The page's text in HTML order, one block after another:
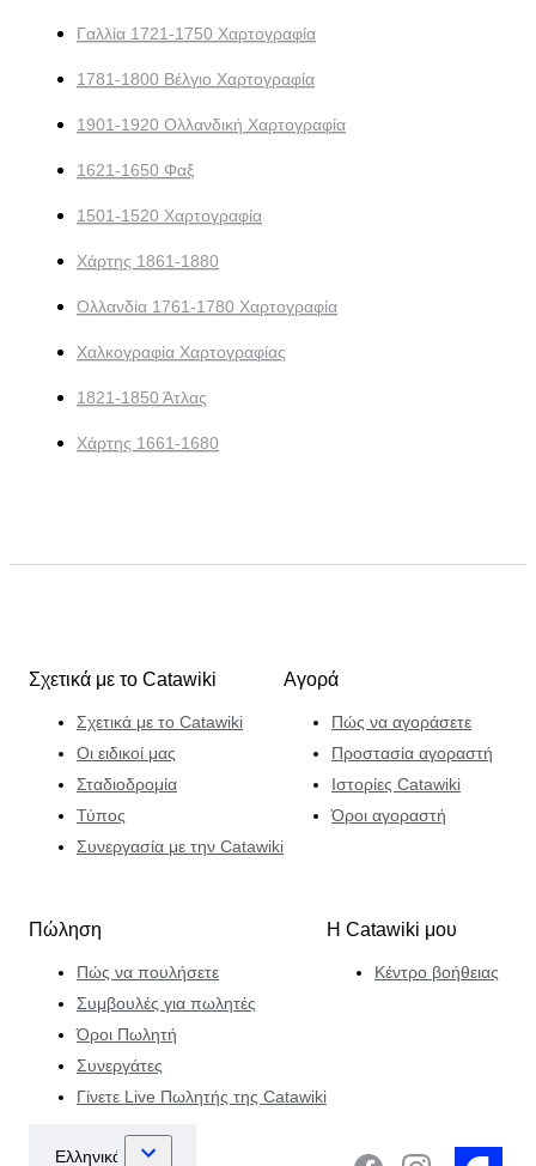
Γαλλία 1721-1750 Χαρτογραφία
1781-1800 Βέλγιο Χαρτογραφία
1901-1920 Ολλανδική Χαρτογραφία
1621-1650 Φαξ
1501-1520 Χαρτογραφία
Χάρτης 1861-1880
Ολλανδία 1761-1780 Χαρτογραφία
Χαλκογραφία Χαρτογραφίας
1821-1850 Άτλας
Χάρτης 1661-1680
Σχετικά με το Catawiki
Σχετικά με το Catawiki
Οι ειδικοί μας
Σταδιοδρομία
Τύπος
Συνεργασία με την Catawiki
Αγορά
Πώς να αγοράσετε
Προστασία αγοραστή
Ιστορίες Catawiki
Όροι αγοραστή
Πώληση
Πώς να πουλήσετε
Συμβουλές για πωλητές
Όροι Πωλητή
Συνεργάτες
Γίνετε Live Πωλητής της Catawiki
Η Catawiki μου
Κέντρο βοήθειας